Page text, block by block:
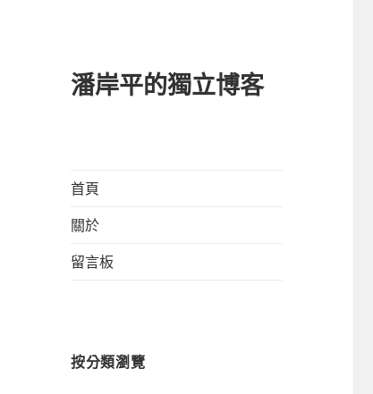
潘岸平的獨立博客
首頁
關於
留言板
按分類瀏覽